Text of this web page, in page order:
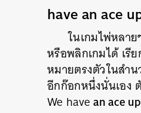
have an ace
ในเกมไพ่หลา
หรือพลิกเกมได้ เรี
หมายตรงตัวในสำ
อีกก๊อกหนึ่งนั่นเอง
We havean ace